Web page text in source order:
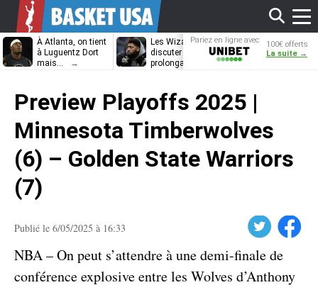
À Atlanta, on tient
à Luguentz Dort
mais…
Les Wizards vont
discuter
prolongation avec
Dennis
découvrira-t-il
Pariez en ligne avec
Unibet
100€ offerts
La suite →
Preview Playoffs 2025 |
Minnesota Timberwolves
(6) – Golden State Warriors
(7)
Publié le 6/05/2025 à 16:33 Facebook
NBA – On peut s’attendre à une demi-finale de
conférence explosive entre les Wolves d’Anthony